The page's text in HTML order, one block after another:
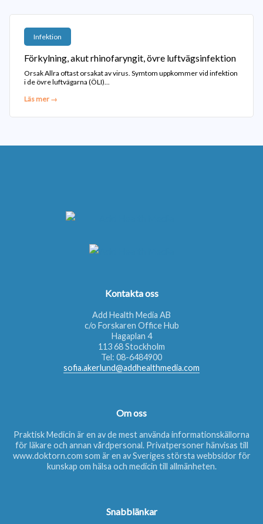
Infektion
Förkylning, akut rhinofaryngit, övre luftvägsinfektion
Orsak Allra oftast orsakat av virus. Symtom uppkommer vid infektion
i de övre luftvägarna (ÖLI)...
Läs mer →
Kontakta oss
Add Health Media AB
c/o Forskaren Office Hub
Hagaplan 4
113 68 Stockholm
Tel: 08-6484900
sofia.akerlund@addhealthmedia.com
Om oss
Praktisk Medicin är en av de mest använda informationskällorna
för läkare och annan vårdpersonal. Privatpersoner hänvisas till
www.doktorn.com som är en av Sveriges största webbsidor för
kunskap om hälsa och medicin till allmänheten.
Snabblänkar